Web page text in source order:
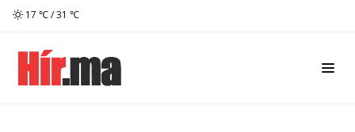
17 ℃ / 31 ℃